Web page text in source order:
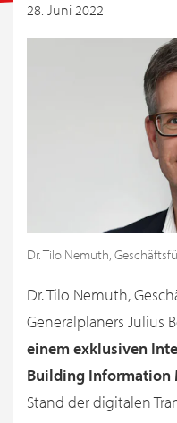
28. Juni 2022
Dr. Tilo Nemuth,
Dr. Tilo Nemuth,
Generalplaners Julius
einem exklusiven
Building Information
Stand der digitalen